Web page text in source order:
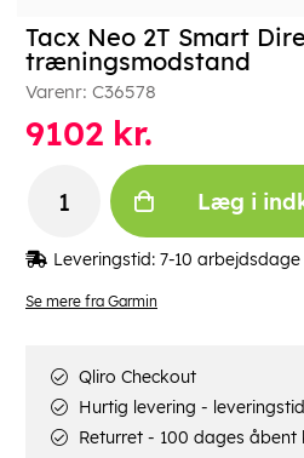
Se mere fra Garmin
Tacx Neo 2T Smart
træningsmodstand
Varenr: C36578
9102 kr.
Læg i
Leveringstid: 7-10 arbejdsdage
Qliro Checkout
Hurtig levering -
Returret - 100 dages åbent